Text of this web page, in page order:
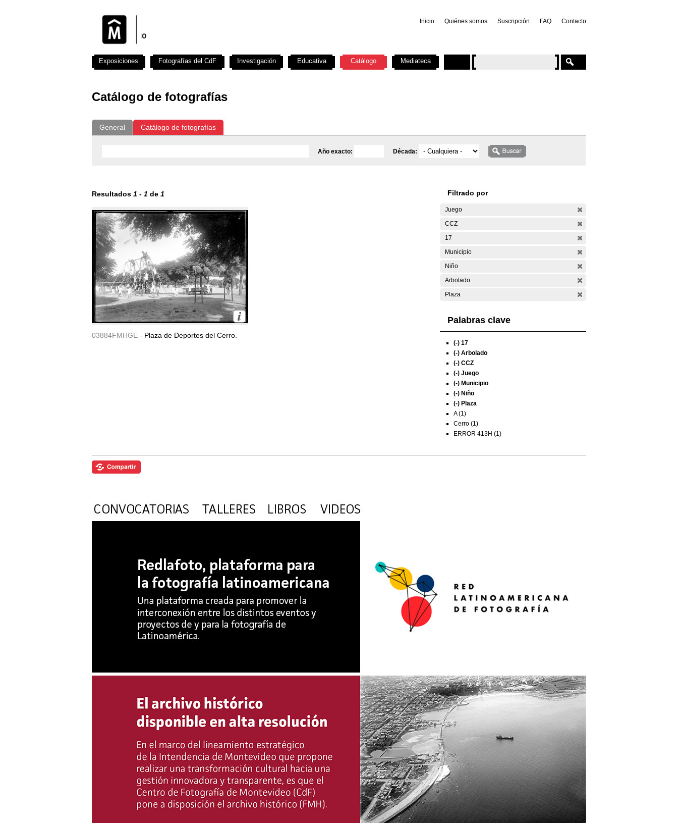
Inicio Quiénes somos Suscripción FAQ Contacto
Catálogo de fotografías
General Catálogo de fotografías
Año exacto: Década:
Resultados 1 - 1 de 1
03884FMHGE - Plaza de Deportes del Cerro.
Filtrado por
Juego
CCZ
17
Municipio
Niño
Arbolado
Plaza
Palabras clave
(-) 17
(-) Arbolado
(-) CCZ
(-) Juego
(-) Municipio
(-) Niño
(-) Plaza
A (1)
Cerro (1)
ERROR 413H (1)
Exposiciones Fotografías del CdF Investigación Educativa Catálogo Mediateca